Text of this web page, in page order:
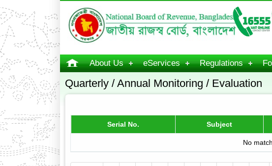
About Us eServices Regulations
Quarterly / Annual Monitoring / Evaluation
Serial No. Subject
No